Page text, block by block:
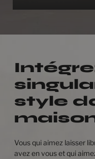
style
Vous qui aimez laisser
avez en vous et qui